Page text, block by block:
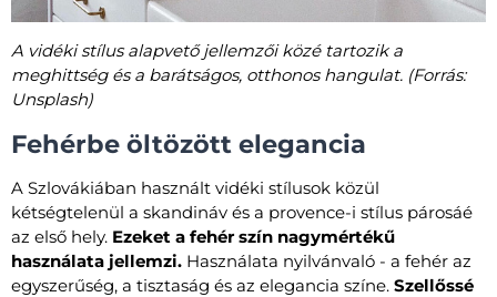
A vidéki stílus alapvető jellemzői közé tartozik a
meghittség és a barátságos, otthonos hangulat. (Forrás:
Unsplash)
Fehérbe öltözött elegancia
A Szlovákiában használt vidéki stílusok közül
kétségtelenül a skandináv és a provence-i stílus párosáé
az első hely. Ezeket a fehér szín nagymértékű
használata jellemzi. Használata nyilvánvaló - a fehér az
egyszerűség, a tisztaság és az elegancia színe. Szellőssé